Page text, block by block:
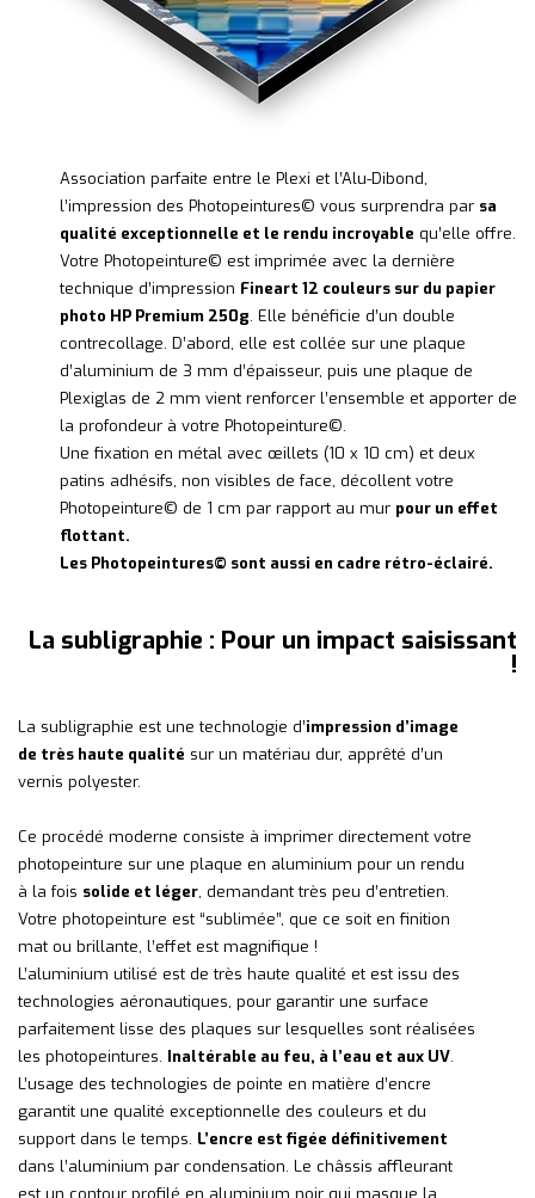
Association parfaite entre le Plexi et l’Alu-Dibond,
l’impression des Photopeintures© vous surprendra par sa
qualité exceptionnelle et le rendu incroyable qu’elle offre.
Votre Photopeinture© est imprimée avec la dernière
technique d’impression Fineart 12 couleurs sur du papier
photo HP Premium 250g. Elle bénéficie d’un double
contrecollage. D’abord, elle est collée sur une plaque
d’aluminium de 3 mm d’épaisseur, puis une plaque de
Plexiglas de 2 mm vient renforcer l’ensemble et apporter de
la profondeur à votre Photopeinture©.
Une fixation en métal avec œillets (10 x 10 cm) et deux
patins adhésifs, non visibles de face, décollent votre
Photopeinture© de 1 cm par rapport au mur pour un effet
flottant.
Les Photopeintures© sont aussi en cadre rétro-éclairé.
La subligraphie : Pour un impact saisissant
!
La subligraphie est une technologie d’impression d’image
de très haute qualité sur un matériau dur, apprêté d’un
vernis polyester.
Ce procédé moderne consiste à imprimer directement votre
photopeinture sur une plaque en aluminium pour un rendu
à la fois solide et léger, demandant très peu d’entretien.
Votre photopeinture est “sublimée”, que ce soit en finition
mat ou brillante, l’effet est magnifique !
L’aluminium utilisé est de très haute qualité et est issu des
technologies aéronautiques, pour garantir une surface
parfaitement lisse des plaques sur lesquelles sont réalisées
les photopeintures. Inaltérable au feu, à l’eau et aux UV.
L’usage des technologies de pointe en matière d’encre
garantit une qualité exceptionnelle des couleurs et du
support dans le temps. L’encre est figée définitivement
dans l’aluminium par condensation. Le châssis affleurant
est un contour profilé en aluminium noir qui masque la